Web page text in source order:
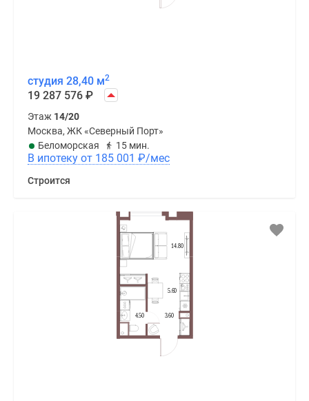
студия 28,40 м2
19 287 576 ₽
Этаж 14/20
Москва, ЖК «Северный Порт»
Беломорская
15 мин.
В ипотеку от 185 001 ₽/мес
Строится